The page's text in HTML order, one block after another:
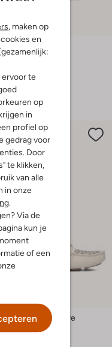
, maken op
en
ervoor te
op
in
profiel op
gedrag voor
Door
te klikken,
van alle
in onze
.
Via de
kun je
of een
De La Bretoniere